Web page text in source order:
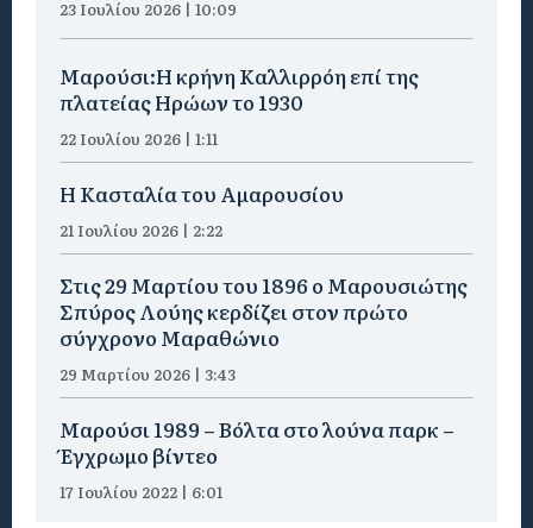
23 Ιουλίου 2026 | 10:09
Μαρούσι:Η κρήνη Καλλιρρόη επί της
πλατείας Ηρώων το 1930
22 Ιουλίου 2026 | 1:11
Η Κασταλία του Αμαρουσίου
21 Ιουλίου 2026 | 2:22
Στις 29 Μαρτίου του 1896 ο Μαρουσιώτης
Σπύρος Λούης κερδίζει στον πρώτο
σύγχρονο Μαραθώνιο
29 Μαρτίου 2026 | 3:43
Μαρούσι 1989 – Βόλτα στο λούνα παρκ –
Έγχρωμο βίντεο
17 Ιουλίου 2022 | 6:01